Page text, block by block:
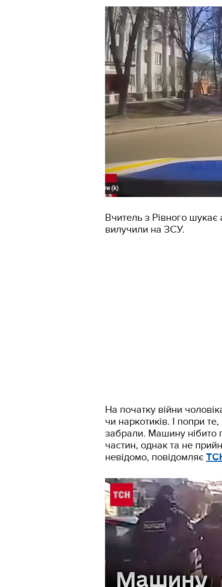
Вчитель з Рівного шукає
вилучили на ЗСУ.
На початку війни
чи наркотиків. І попри
забрали. Машину нібито
частин, однак та не
невідомо, повідомляє